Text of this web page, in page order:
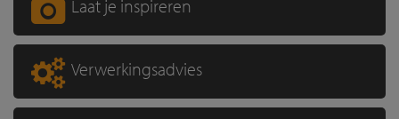
Laat je inspireren
Verwerkingsadvies